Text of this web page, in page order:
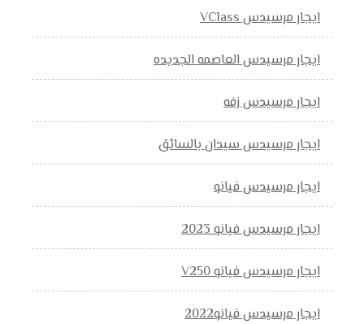
ايجار مرسيدس VClass
ايجار مرسيدس العاصمه الجديده
ايجار مرسيدس زفه
ايجار مرسيدس سيدان بالسائق
ايجار مرسيدس فيانو
ايجار مرسيدس فيانو 2023
ايجار مرسيدس فيانو V250
ايجار مرسيدس فيانو2022